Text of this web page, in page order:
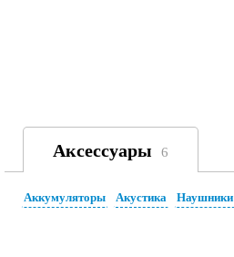
Аксессуары 6
Аккумуляторы Акустика Наушники